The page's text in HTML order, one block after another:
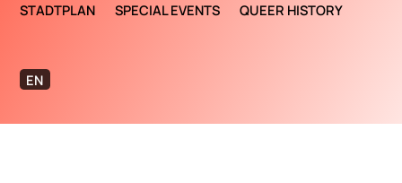
STADTPLAN SPECIAL EVENTS QUEER HISTORY
EN